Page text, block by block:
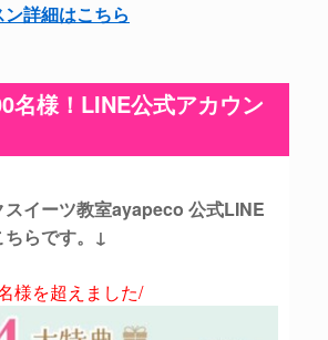
詳細はこちら
名様！LINE公式アカウン
スイーツ教室ayapeco 公式LINE
ちらです。↓
様を超えました/